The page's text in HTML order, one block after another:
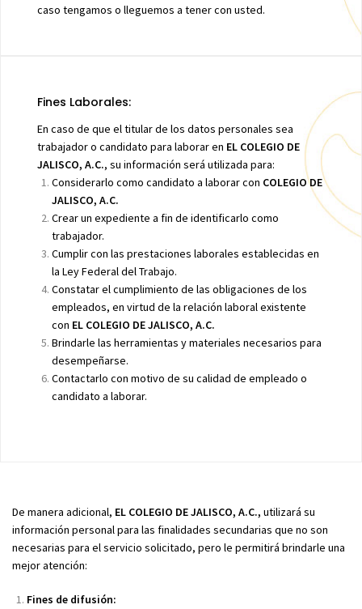
caso tengamos o lleguemos a tener con usted.
Fines Laborales:
En caso de que el titular de los datos personales sea
trabajador o candidato para laborar en EL COLEGIO DE
JALISCO, A.C., su información será utilizada para:
Considerarlo como candidato a laborar con COLEGIO DE
JALISCO, A.C.
Crear un expediente a fin de identificarlo como
trabajador.
Cumplir con las prestaciones laborales establecidas en
la Ley Federal del Trabajo.
Constatar el cumplimiento de las obligaciones de los
empleados, en virtud de la relación laboral existente
con EL COLEGIO DE JALISCO, A.C.
Brindarle las herramientas y materiales necesarios para
desempeñarse.
Contactarlo con motivo de su calidad de empleado o
candidato a laborar.
De manera adicional, EL COLEGIO DE JALISCO, A.C., utilizará su
información personal para las finalidades secundarias que no son
necesarias para el servicio solicitado, pero le permitirá brindarle una
mejor atención:
Fines de difusión: